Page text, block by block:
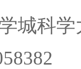
城科